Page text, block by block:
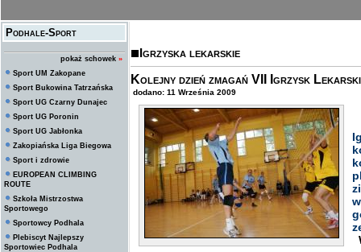
Podhale-Sport
pokaż schowek »
Sport UM Zakopane
Sport Bukowina Tatrzańska
Sport UG Czarny Dunajec
Sport UG Poronin
Sport UG Jabłonka
Zakopiańska Liga Biegowa
Sport i zdrowie
EUROPEAN CLIMBING
ROUTE
Szkoła Mistrzostwa
Sportowego
Sportowcy Podhala
Plebiscyt Najlepszy
Sportowiec Podhala
Igrzyska lekarskie
Kolejny dzień zmagań VII Igrzysk
dodano: 11 Września 2009